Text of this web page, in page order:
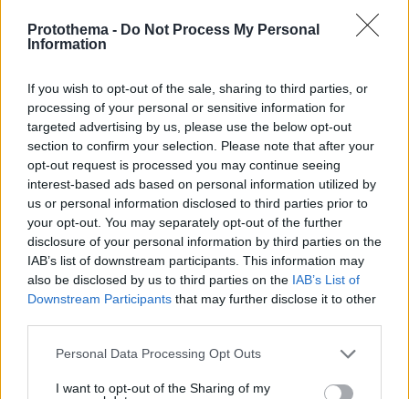
Protothema - Do Not Process My Personal
Information
If you wish to opt-out of the sale, sharing to third parties, or
processing of your personal or sensitive information for
targeted advertising by us, please use the below opt-out
section to confirm your selection. Please note that after your
opt-out request is processed you may continue seeing
interest-based ads based on personal information utilized by
us or personal information disclosed to third parties prior to
your opt-out. You may separately opt-out of the further
disclosure of your personal information by third parties on the
IAB’s list of downstream participants. This information may
also be disclosed by us to third parties on the IAB’s List of
Downstream Participants that may further disclose it to other
Please note that this website/app uses one or more Google
not limited to your visit or usage behaviour. You may click to
Personal Data Processing Opt Outs
I want to opt-out of the Sharing of my
βοηθό AI που αλλάζει τον τρόπο με τον οποίο μαθαίνουν οι
φοιτητές
30.07.2026, 09:33
Η Smart φοιτητική κατοικία στην καρδιά της Αθήνας
03.08.2026, 10:56
Διασκεδάζουμε υπεύθυνα, επιστρέφουμε με ασφάλεια
29.07.2026, 09:39
ΡΟΗ ΕΙΔΗΣΕΩΝ
Ειδήσεις Δημοφιλή Σχολιασμένα
Νέο μοντέλο από τη Leapmotor, μπορεί και Made in